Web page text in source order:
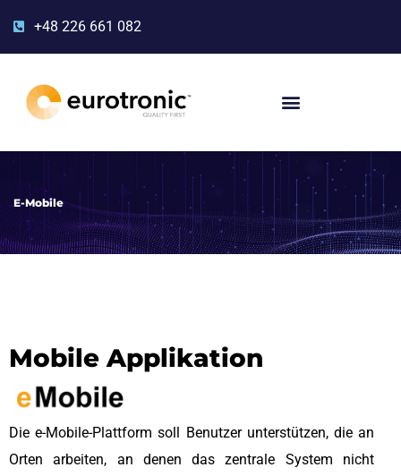
+48 226 661 082
E-Mobile
Mobile Applikation
Die e-Mobile-Plattform soll Benutzer unterstützen, die an
Orten arbeiten, an denen das zentrale System nicht